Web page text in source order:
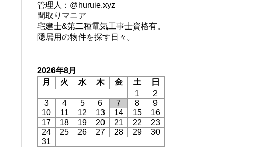
管理人：@huruie.xyz
間取りマニア
宅建士&第二種電気工事士資格有。
隠居用の物件を探す日々。
2026年8月
月
火 水 木 金 土
日
1
2
3
4 5 6 7 8
9
10
11 12 13 14 15
16
17
18 19 20 21 22
23
24
25 26 27 28 29
30
31